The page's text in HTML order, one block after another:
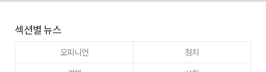
섹션별 뉴스
오피니언
정치